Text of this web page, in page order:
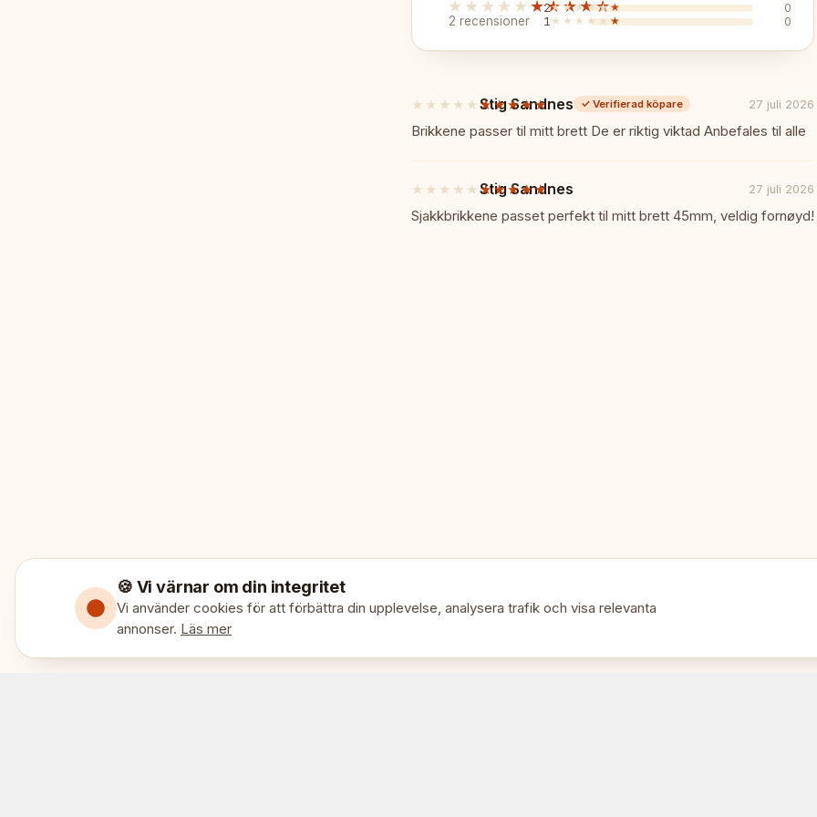
Kunghöjd:96mm
★★★★★ ★★★★★
2 recensioner
2★★★★★★★★★★
0
1 ★★★★★★★★★★ 0
★★★★★ ★★★★★
5
av
Stig Sandnes ✓ Verifierad köpare 27 juli 2026
Brikkene passer til mitt brett De er riktig viktad Anbefales til alle
★★★★★ ★★★★★
5
av
Stig Sandnes 27 juli 2026
Sjakkbrikkene passet perfekt til mitt brett 45mm, veldig fornøyd!
🍪 Vi värnar om din integritet
Vi använder cookies för att förbättra din upplevelse, analysera trafik och visa relevanta
annonser. Läs mer